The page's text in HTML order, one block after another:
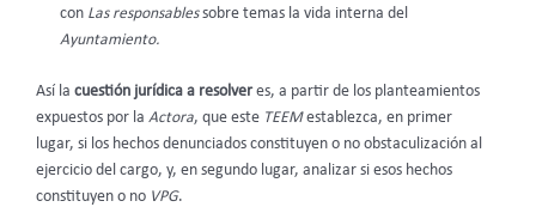
con Las responsablessobre temas la vida interna del
Ayuntamiento.
Así la cuestión jurídica a resolveres, a partir de los planteamientos
expuestos por la Actora, que este TEEMestablezca, en primer
lugar, si los hechos denunciados constituyen o no obstaculización al
ejercicio del cargo, y, en segundo lugar, analizar si esos hechos
constituyen o no VPG.